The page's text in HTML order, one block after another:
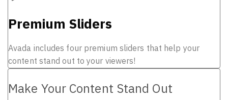
Premium Sliders
Avada includes four premium sliders that help your
content stand out to your viewers!
Make Your Content Stand Out